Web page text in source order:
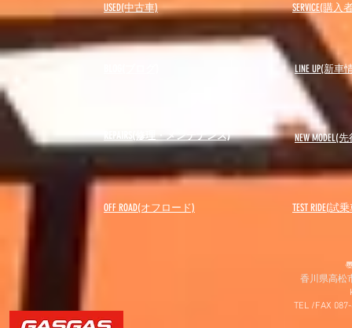
USED(中古車) SERVICE(購
LINE UP(新車
REPAIRS(修理・メンテナンス) NEW MODEL(先
OFF ROAD(オフロード) ​TEST RIDE(試
香川県高松
TEL /FAX